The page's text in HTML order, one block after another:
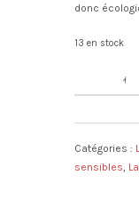
donc
13 en stock
de
de
mangue
Catégories :
sensibles,